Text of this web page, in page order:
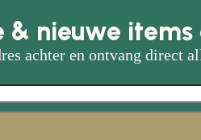
& nieuwe
achter en ontvang direct